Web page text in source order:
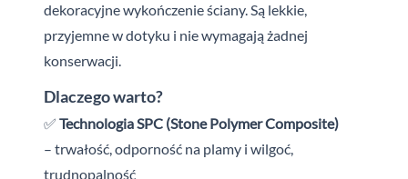
dekoracyjne wykończenie ściany. Są lekkie,
przyjemne w dotyku i nie wymagają żadnej
konserwacji.
Dlaczego warto?
✅ Technologia SPC (Stone Polymer Composite)
– trwałość, odporność na plamy i wilgoć,
trudnopalność